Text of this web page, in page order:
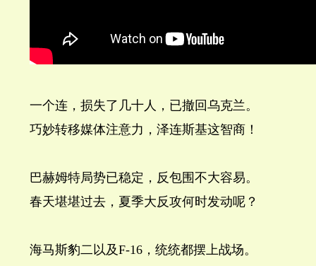
一个连，损失了几十人，已撤回乌克兰。
巧妙转移媒体注意力，泽连斯基这智商！
巴赫姆特局势已稳定，反包围不大容易。
春天堪堪过去，夏季大反攻何时发动呢？
海马斯豹二以及F-16，统统都摆上战场。